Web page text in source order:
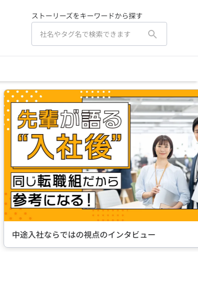
ストーリーズをキーワードから探す
中途入社ならではの視点のインタビュー